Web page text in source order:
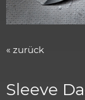
« zurück
Sleeve